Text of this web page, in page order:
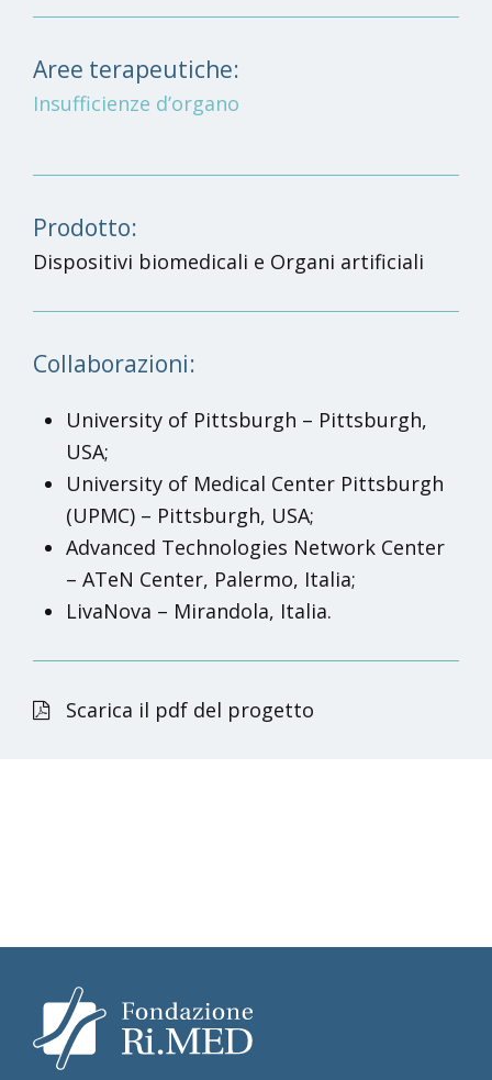
Aree terapeutiche:
Insufficienze d’organo
Prodotto:
Dispositivi biomedicali e Organi artificiali
Collaborazioni:
University of Pittsburgh – Pittsburgh,
USA;
University of Medical Center Pittsburgh
(UPMC) – Pittsburgh, USA;
Advanced Technologies Network Center
– ATeN Center, Palermo, Italia;
LivaNova – Mirandola, Italia.
Scarica il pdf del progetto